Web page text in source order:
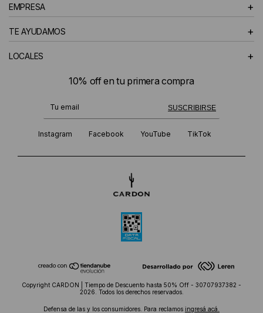
EMPRESA +
TE AYUDAMOS +
LOCALES +
10% off en tu primera compra
SUSCRIBIRSE
¡Te suscribiste exitosamente!
Instagram Facebook YouTube TikTok
Copyright CARDON | Tiempo de Descuento hasta 50% Off - 30707937382 -
2026. Todos los derechos reservados.
Defensa de las y los consumidores. Para reclamos ingresá acá.